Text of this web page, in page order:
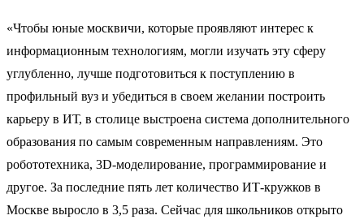
«Чтобы юные москвичи, которые проявляют интерес к
информационным технологиям, могли изучать эту сферу
углубленно, лучше подготовиться к поступлению в
профильный вуз и убедиться в своем желании построить
карьеру в ИТ, в столице выстроена система дополнительного
образования по самым современным направлениям. Это
робототехника, 3D-моделирование, программирование и
другое. За последние пять лет количество ИТ-кружков в
Москве выросло в 3,5 раза. Сейчас для школьников открыто